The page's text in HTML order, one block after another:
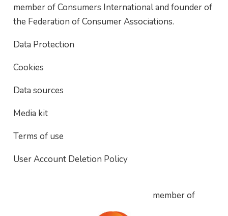
member of Consumers International and founder of
the Federation of Consumer Associations.
Data Protection
Cookies
Data sources
Media kit
Terms of use
User Account Deletion Policy
member of